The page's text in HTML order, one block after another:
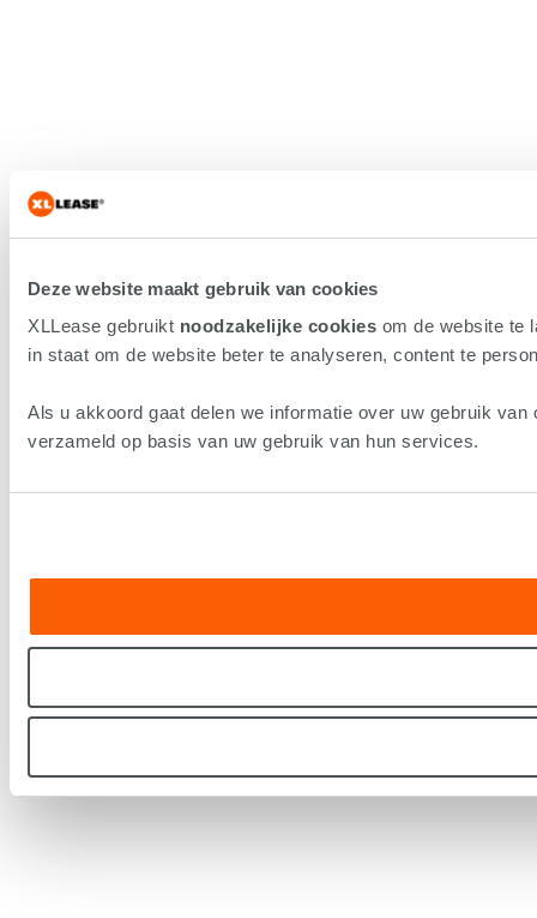
Deze website maakt gebruik van cookies
XLLease gebruikt noodzakelijke cookies om de website te
in staat om de website beter te analyseren, content te
Als u akkoord gaat delen we informatie over uw gebruik
verzameld op basis van uw gebruik van hun services.